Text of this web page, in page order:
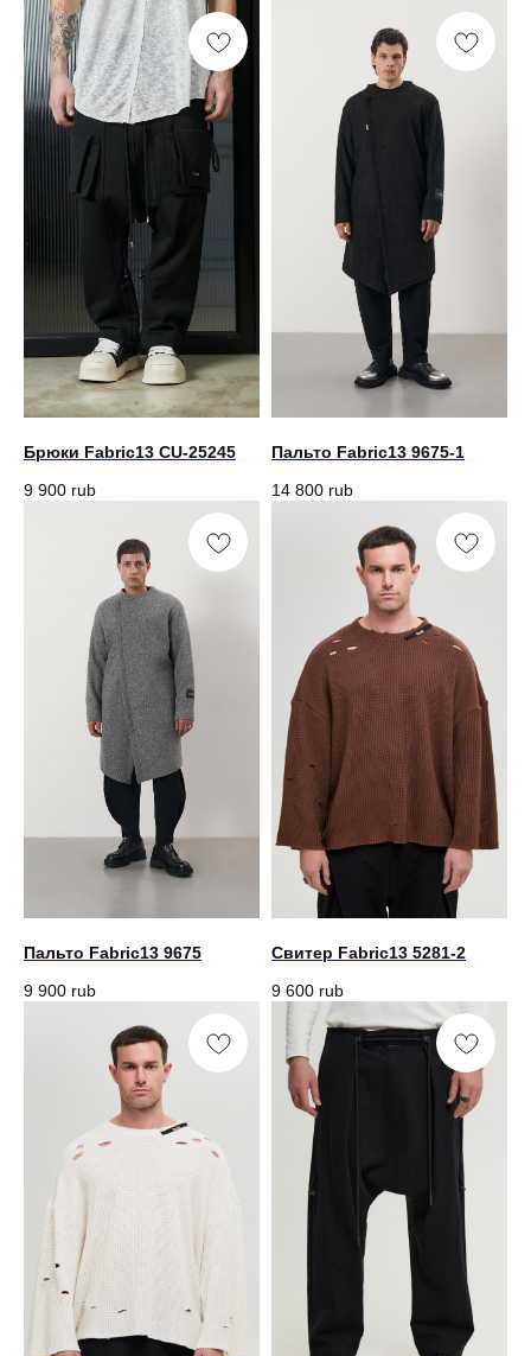
Брюки Fabric13 CU-25245
9 900 rub
Пальто Fabric13 9675-1
14 800 rub
Пальто Fabric13 9675
9 900 rub
Свитер Fabric13 5281-2
9 600 rub